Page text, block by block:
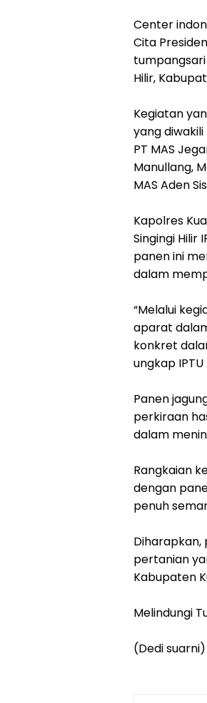
Center
Cita
tumpangsari
Hilir,
Kegiatan
yang
PT MAS
Manullang,
MAS Aden
Kapolres
Singingi Hilir
panen ini
dalam
“Melalui
aparat
konkret
ungkap
Panen
perkiraan
dalam
Rangkaian
dengan
penuh
Diharapkan,
pertanian
Kabupaten
Melindungi
(Dedi suarni)